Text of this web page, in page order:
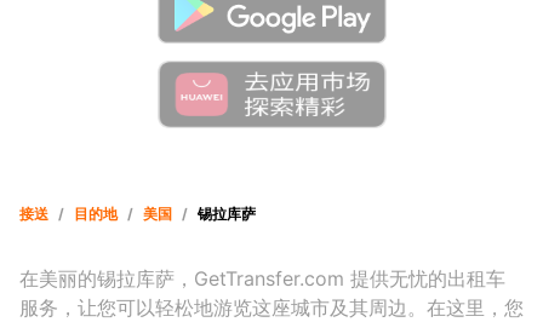
接送 / 目的地 / 美国 / 锡拉库萨
在美丽的锡拉库萨，GetTransfer.com 提供无忧的出租车
服务，让您可以轻松地游览这座城市及其周边。在这里，您